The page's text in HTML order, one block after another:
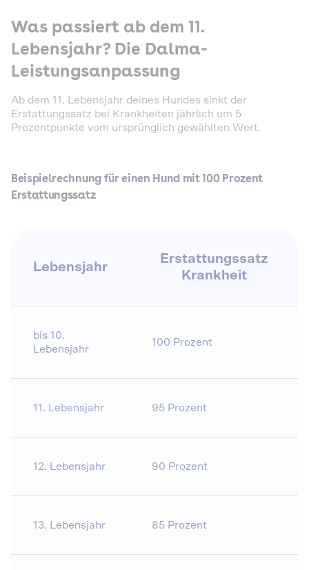
Was passiert ab dem 11.
Lebensjahr? Die Dalma-
Leistungsanpassung
Ab dem 11. Lebensjahr deines Hundes sinkt der
Erstattungssatz bei Krankheiten jährlich um 5
Prozentpunkte vom ursprünglich gewählten Wert.
Beispielrechnung für einen Hund mit 100 Prozent
Erstattungssatz
Lebensjahr
Erstattungssatz
Krankheit
bis 10.
Lebensjahr
100 Prozent
11. Lebensjahr 95 Prozent
12. Lebensjahr 90 Prozent
13. Lebensjahr 85 Prozent